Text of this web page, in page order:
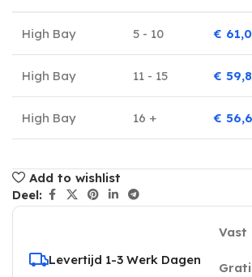
High Bay 5 - 10 €
High Bay 11 - 15 €
High Bay 16 + €
Add to wishlist
Deel:
Levertijd 1-3 Werk Dagen
Vast